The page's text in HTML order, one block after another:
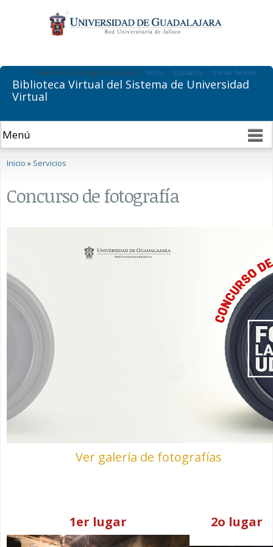
contenido
principal
Miércoles 5 de Agosto de 2026 | Inicio | Contacto | Iniciar Sesión |
Biblioteca Virtual del Sistema de Universidad
Virtual
Inicio » Servicios
Concurso de fotografía
Ver galería de fotografías
1er lugar 2o lugar